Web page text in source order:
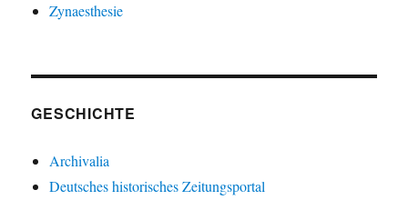
Zynaesthesie
GESCHICHTE
Archivalia
Deutsches historisches Zeitungsportal